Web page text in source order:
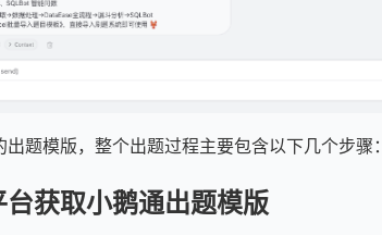
题模版，整个出题过程主要包含以下几个步骤
获取小鹅通出题模版